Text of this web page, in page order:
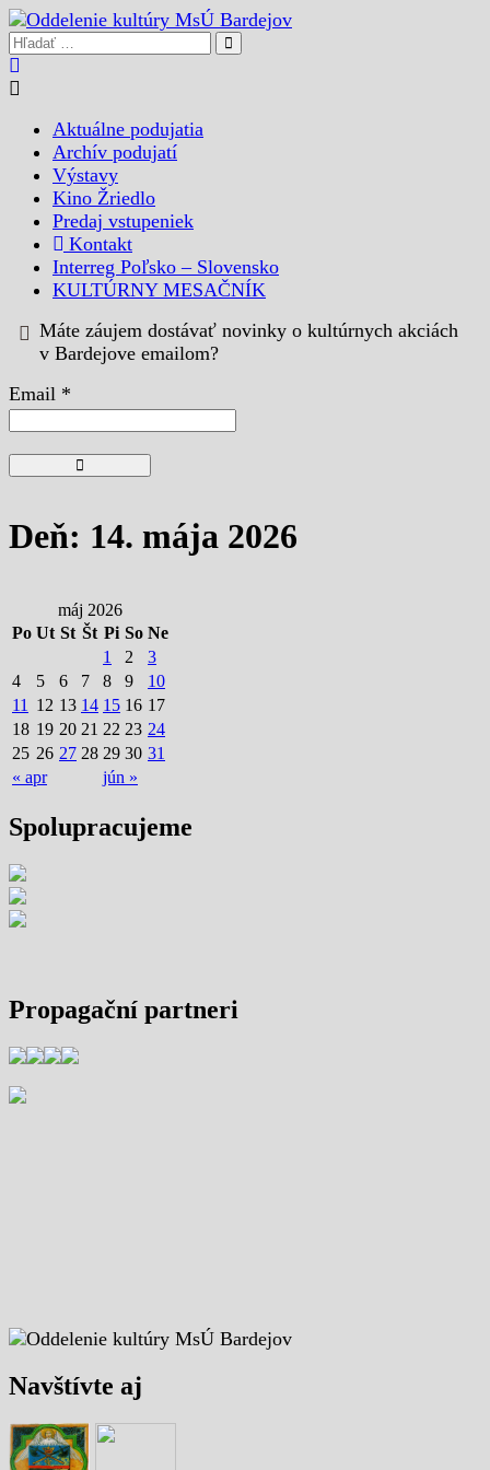
Aktuálne podujatia
Archív podujatí
Výstavy
Kino Žriedlo
Predaj vstupeniek
Kontakt
Interreg Poľsko – Slovensko
KULTÚRNY MESAČNÍK
Máte záujem dostávať novinky o kultúrnych akciách
v Bardejove emailom?
Email *
Deň: 14. mája 2026
máj 2026
Po Ut St Št Pi So Ne
« apr jún »
1 2
3
4
5 6 7 8 9
10
11
12 13 14 15 16 17
18 19 20 21 22 23 24
25 26 27 28 29 30 31
Spolupracujeme
Propagační partneri
Navštívte aj